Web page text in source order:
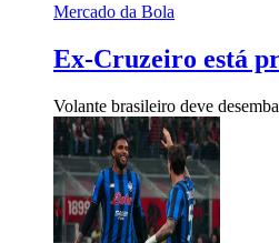
Mercado da Bola
Ex-Cruzeiro está
Volante brasileiro deve